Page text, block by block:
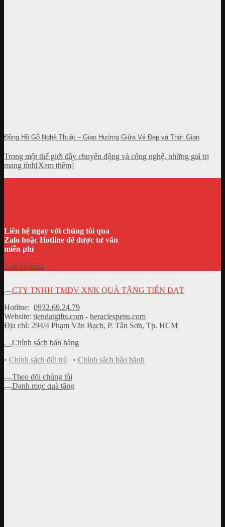
Đồng Hồ Gỗ Nghệ Thuật – Giao Hưởng Giữa Vẻ Đẹp và Thời Gian
Trong một thế giới đầy chuyển động và công nghệ, những giá trị
mang tính[Xem thêm]
Liên hệ ngay với chúng tôi qua
Zalo hoặc Hotline để được tư vấn
miễn phí
Zalo/Hotline
CTY TNHH TMDV XNK QUÀ TẶNG TIẾN ĐẠT
Hotline: 0932.69.24.79
Website: tiendatgifts.com - heraclespens.com
Địa chỉ: 294/4 Phạm Văn Bạch, P. Tân Sơn, Tp. HCM
Chính sách bán hàng
• Chính sách đổi trả • Chính sách bảo hành
Theo dõi chúng tôi
Danh mục quà tặng